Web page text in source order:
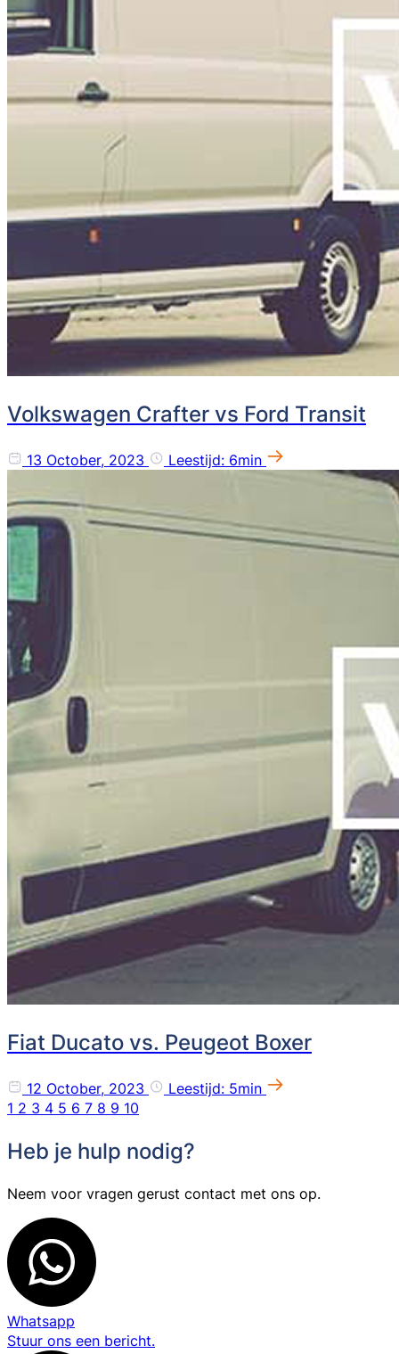
Volkswagen Crafter vs Ford Transit
13 October, 2023 Leestijd: 6min
Fiat Ducato vs. Peugeot Boxer
12 October, 2023
Leestijd: 5min
1 2 3 4 5 6 7 8 9 10
Heb je hulp nodig?
Neem voor vragen gerust contact met ons op.
Whatsapp
Stuur ons een bericht.